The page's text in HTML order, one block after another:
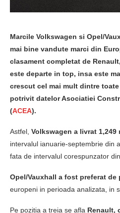
Marcile Volkswagen si Opel/
mai bine vandute marci din
clasament completat de
este departe in top, insa este
crescut cel mai mult dintre
potrivit datelor Asociatiei
(ACEA).
Astfel, Volkswagen a livrat
intervalul ianuarie-septembrie din
fata de intervalul corespunzator
Opel/Vauxhall a fost preferat de
europeni in perioada analizata, in
Pe pozitia a treia se afla Renault,